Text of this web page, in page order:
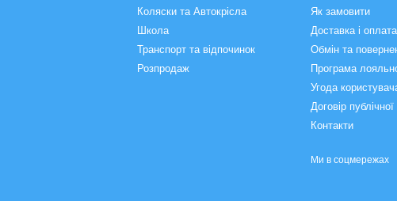
Коляски та Автокрісла
Школа
Транспорт та відпочинок
Розпродаж
Як замовити
Доставка і оплата
Обмін та
Програма
Угода
Договір
Контакти
Ми в соцмережах